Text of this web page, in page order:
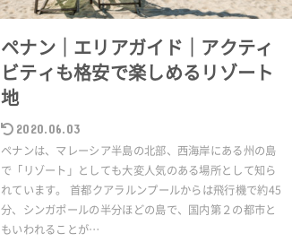
ペナン｜エリアガイド｜アクティ
ビティも格安で楽しめるリゾート
地
2020.06.03
ペナンは、マレーシア半島の北部、西海岸にある州の島
で「リゾート」としても大変人気のある場所として知ら
れています。 首都クアラルンプールからは飛行機で約45
分、シンガポールの半分ほどの島で、国内第２の都市と
もいわれることが…